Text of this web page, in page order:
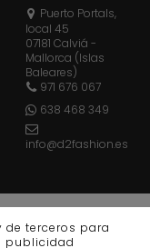
Puerto Portals,
local 45
07181 Calviá -
Mallorca (Islas
Baleares)
971 676 067
638 468 349
info@d2fashion.es
terceros para
publicidad